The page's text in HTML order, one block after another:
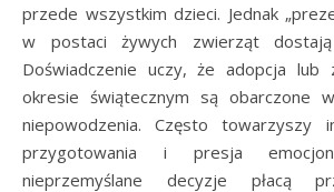
przede wszystkim dzieci. Jednak
w postaci żywych zwierząt
Doświadczenie uczy, że adopcja
okresie świątecznym są obarczone
niepowodzenia. Często towarzyszy
przygotowania i presja
nieprzemyślane decyzje płacą